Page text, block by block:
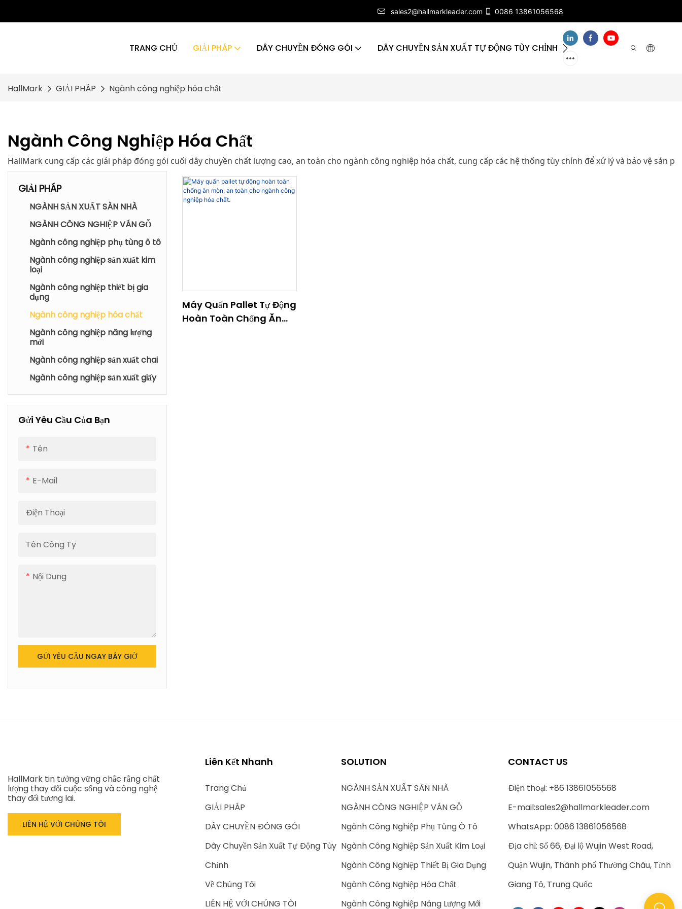
sales2@hallmarkleader.com 0086 13861056568
TRANG CHỦ GIẢI PHÁP DÂY CHUYỀN ĐÓNG GÓI DÂY CHUYỀN SẢN XUẤT TỰ ĐỘNG TÙY CHỈNH VỀ CHÚNG TÔI
HallMark GIẢI PHÁP Ngành công nghiệp hóa chất
Ngành Công Nghiệp Hóa Chất
HallMark cung cấp các giải pháp đóng gói cuối dây chuyền chất lượng cao, an toàn cho ngành công nghiệp hóa chất, cung cấp các hệ thống tùy chỉnh để xử lý và bảo vệ sản
GIẢI PHÁP
NGÀNH SẢN XUẤT SÀN NHÀ
NGÀNH CÔNG NGHIỆP VÁN GỖ
Ngành công nghiệp phụ tùng ô tô
Ngành công nghiệp sản xuất kim
loại
Ngành công nghiệp thiết bị gia
dụng
Ngành công nghiệp hóa chất
Ngành công nghiệp năng lượng
mới
Ngành công nghiệp sản xuất chai
Ngành công nghiệp sản xuất giấy
Gửi Yêu Cầu Của Bạn
Tên
E-Mail
Điện Thoại
Tên Công Ty
Nội Dung
GỬI YÊU CẦU NGAY BÂY GIỜ
Máy Quấn Pallet Tự Động
Hoàn Toàn Chống Ăn
HallMark tin tưởng vững chắc rằng chất
lượng thay đổi cuộc sống và công nghệ
thay đổi tương lai.
LIÊN HỆ VỚI CHÚNG TÔI
Liên Kết Nhanh
Trang Chủ
GIẢI PHÁP
DÂY CHUYỀN ĐÓNG GÓI
Dây Chuyền Sản Xuất Tự Động Tùy
Chỉnh
Về Chúng Tôi
LIÊN HỆ VỚI CHÚNG TÔI
SOLUTION
NGÀNH SẢN XUẤT SÀN NHÀ
NGÀNH CÔNG NGHIỆP VÁN GỖ
Ngành Công Nghiệp Phụ Tùng Ô Tô
Ngành Công Nghiệp Sản Xuất Kim Loại
Ngành Công Nghiệp Thiết Bị Gia Dụng
Ngành Công Nghiệp Hóa Chất
Ngành Công Nghiệp Năng Lượng Mới
CONTACT US
Điện thoại: +86 13861056568
E-mail:sales2@hallmarkleader.com
WhatsApp: 0086 13861056568
Địa chỉ: Số 66, Đại lộ Wujin West Road,
Quận Wujin, Thành phố Thường Châu, Tỉnh
Giang Tô, Trung Quốc